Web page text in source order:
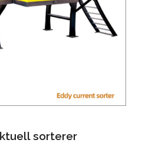
sorterer